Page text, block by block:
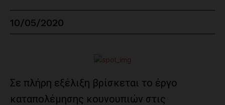
10/05/2020
Σε πλήρη εξέλιξη βρίσκεται το έργο
καταπολέμησης κουνουπιών στις